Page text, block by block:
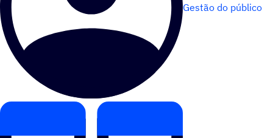
Gestão do público